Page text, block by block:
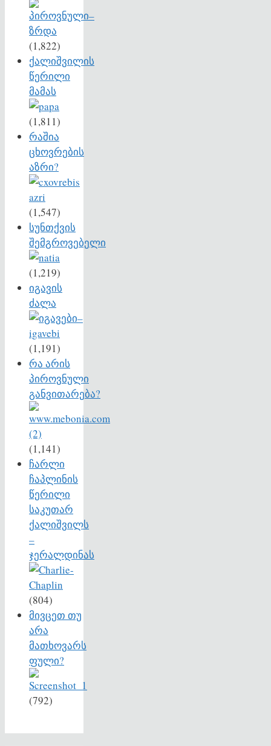
(1,822)
ქალიშვილის
წერილი
მამას
(1,811)
რაშია
ცხოვრების
აზრი?
(1,547)
სუნთქვის
შემგროვებელი
(1,219)
იგავის
ძალა
(1,191)
რა არის
პიროვნული
განვითარება?
(1,141)
ჩარლი
ჩაპლინის
წერილი
საკუთარ
ქალიშვილს
–
ჯერალდინას
(804)
მივცეთ თუ
არა
მათხოვარს
ფული?
(792)